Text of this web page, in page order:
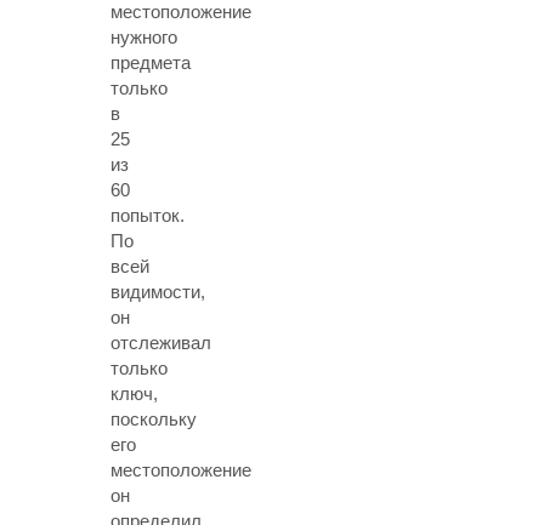
местоположение
нужного
предмета
только
в
25
из
60
попыток.
По
всей
видимости,
он
отслеживал
только
ключ,
поскольку
его
местоположение
он